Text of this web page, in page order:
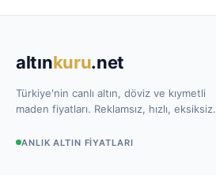
altınkuru.net
Türkiye'nin canlı altın, döviz ve kıymetli
maden fiyatları. Reklamsız, hızlı, eksiksiz.
ANLIK ALTIN FIYATLARI